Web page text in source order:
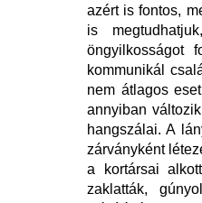
azért is fontos,
is
öngyilkosságot
kommunikál
nem átlagos
annyiban
hangszálai. A
zárványként
a kortársai
zaklatták,